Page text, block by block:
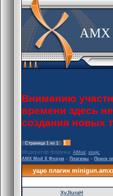
AMX
Вниманию
времени здесь
создания новых
Страница 1 из 1
1
Модератор форума: AlMod
slogic
AMX Mod X Форум » Плагины » Поиск
ущю плагин
XyJIuraH